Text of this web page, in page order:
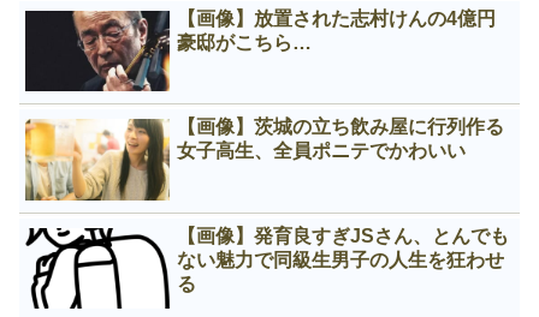
【画像】放置された志村けんの4億円
豪邸がこちら…
【画像】茨城の立ち飲み屋に行列作る
女子高生、全員ポニテでかわいい
【画像】発育良すぎJSさん、とんでも
ない魅力で同級生男子の人生を狂わせ
る